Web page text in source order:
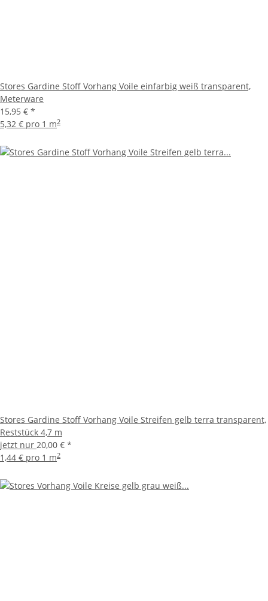
Stores Gardine Stoff Vorhang Voile einfarbig weiß transparent,
Meterware
15,95 € *
5,32 € pro 1 m2
Stores Gardine Stoff Vorhang Voile Streifen gelb terra transparent,
Reststück 4,7 m
jetzt nur 20,00 € *
1,44 € pro 1 m2